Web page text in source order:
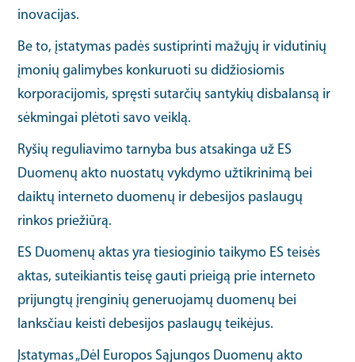
inovacijas.
Be to, įstatymas padės sustiprinti mažųjų ir vidutinių
įmonių galimybes konkuruoti su didžiosiomis
korporacijomis, spręsti sutarčių santykių disbalansą ir
sėkmingai plėtoti savo veiklą.
Ryšių reguliavimo tarnyba bus atsakinga už ES
Duomenų akto nuostatų vykdymo užtikrinimą bei
daiktų interneto duomenų ir debesijos paslaugų
rinkos priežiūrą.
ES Duomenų aktas yra tiesioginio taikymo ES teisės
aktas, suteikiantis teisę gauti prieigą prie interneto
prijungtų įrenginių generuojamų duomenų bei
lanksčiau keisti debesijos paslaugų teikėjus.
Įstatymas „Dėl Europos Sąjungos Duomenų akto